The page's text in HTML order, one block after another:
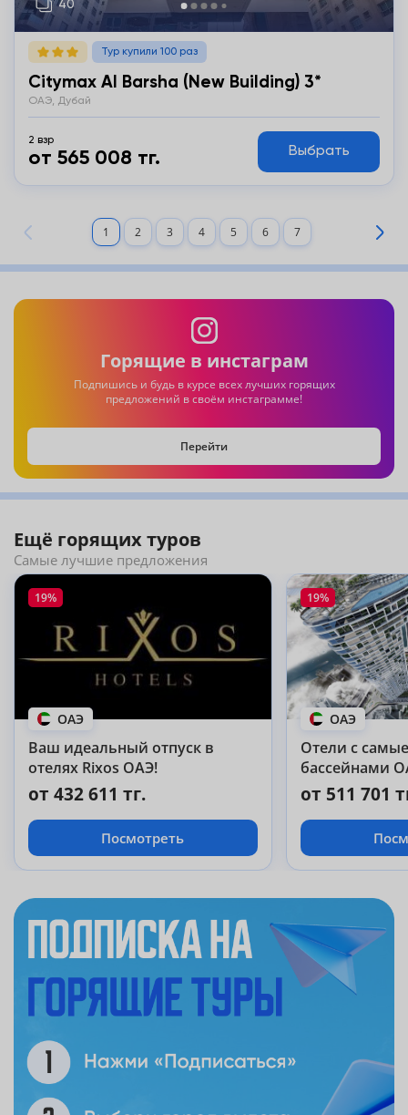
Тур купили 100 раз
Citymax Al Barsha (new Building) 3*
ОАЭ, Дубай
2 взр
от 565 008 тг. Выбрать
1 2 3 4 5 6 7
Горящие в инстаграм
Подпишись и будь в курсе всех лучших горящих
предложений в своём инстаграмме!
Перейти
Ещё горящих туров
Самые лучшие предложения
19%
ОАЭ
Ваш идеальный отпуск в
отелях Rixos ОАЭ!
от 432 611 тг.
Посмотреть
19%
ОАЭ
Отели с
бассейнами
от 511 701